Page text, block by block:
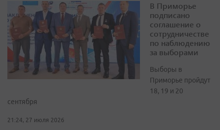
В Приморье
подписано
соглашение о
сотрудничестве
по наблюдению
за выборами
Выборы в
Приморье пройдут
18, 19 и 20
сентября
21:24, 27 июля 2026